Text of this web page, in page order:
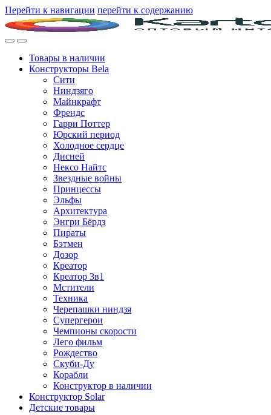
Перейти к навигации перейти к содержанию
Товары в наличии
Конструкторы Bela
Сити
Ниндзяго
Майнкрафт
Френдс
Гарри Поттер
Юрский период
Холодное сердце
Дисней
Нексо Найтс
Звездные войны
Принцессы
Эльфы
Архитектура
Энгри Бёрдз
Пираты
Бэтмен
Дозор
Креатор
Креатор 3в1
Мстители
Техника
Черепашки ниндзя
Супергерои
Чемпионы скорости
Лего фильм
Рождество
Скуби-Ду
Корабли
Конструктор в наличии
Конструктор Solar
Детские товары